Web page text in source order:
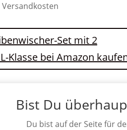
Versandkosten
Set mit 2
Klasse bei Amazon
Bist Du
Du bist auf der Seite für